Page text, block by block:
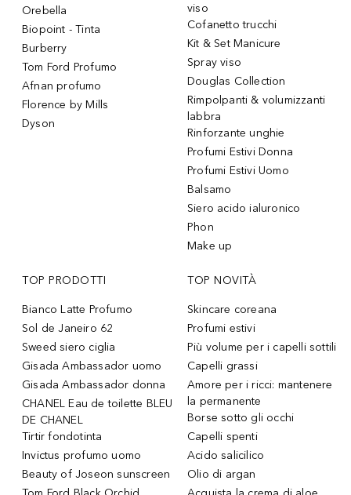
Orebella
Biopoint - Tinta
Burberry
Tom Ford Profumo
Afnan profumo
Florence by Mills
Dyson
viso
Cofanetto trucchi
Kit & Set Manicure
Spray viso
Douglas Collection
Rimpolpanti & volumizzanti
labbra
Rinforzante unghie
Profumi Estivi Donna
Profumi Estivi Uomo
Balsamo
Siero acido ialuronico
Phon
Make up
TOP PRODOTTI
Bianco Latte Profumo
Sol de Janeiro 62
Sweed siero ciglia
Gisada Ambassador uomo
Gisada Ambassador donna
CHANEL Eau de toilette BLEU
DE CHANEL
Tirtir fondotinta
Invictus profumo uomo
Beauty of Joseon sunscreen
TOP NOVITÀ
Skincare coreana
Profumi estivi
Più volume per i capelli sottili
Capelli grassi
Amore per i ricci: mantenere
la permanente
Borse sotto gli occhi
Capelli spenti
Acido salicilico
Olio di argan